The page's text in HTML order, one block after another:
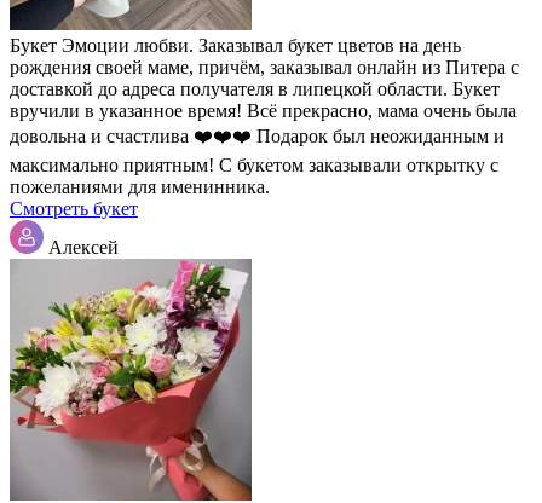
Букет Эмоции любви. Заказывал букет цветов на день
рождения своей маме, причём, заказывал онлайн из Питера с
доставкой до адреса получателя в липецкой области. Букет
вручили в указанное время! Всё прекрасно, мама очень была
довольна и счастлива ❤️❤️❤️ Подарок был неожиданным и
максимально приятным! С букетом заказывали открытку с
пожеланиями для именинника.
Смотреть букет
Алексей